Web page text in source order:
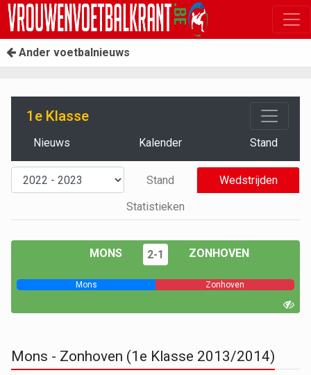
Ander voetbalnieuws
1e Klasse
Nieuws Kalender Stand
Stand
Wedstrijden
Statistieken
MONS 2-1 ZONHOVEN
Mons Zonhoven
Mons - Zonhoven (1e Klasse 2013/2014)